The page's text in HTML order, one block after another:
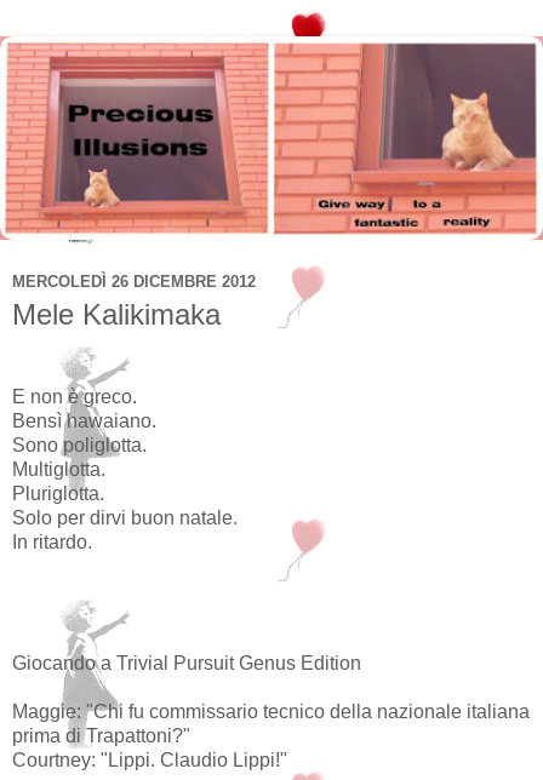
MERCOLEDÌ 26 DICEMBRE 2012
Mele Kalikimaka
E non è greco.
Bensì hawaiano.
Sono poliglotta.
Multiglotta.
Pluriglotta.
Solo per dirvi buon natale.
In ritardo.
Giocando a Trivial Pursuit Genus Edition
Maggie: "Chi fu commissario tecnico della nazionale italiana
prima di Trapattoni?"
Courtney: "Lippi. Claudio Lippi!"